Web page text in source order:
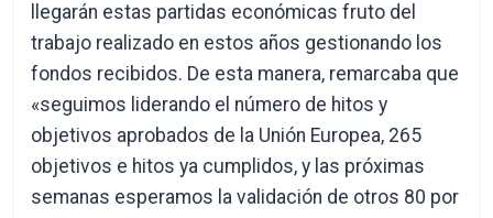
llegarán estas partidas económicas fruto del
trabajo realizado en estos años gestionando los
fondos recibidos. De esta manera, remarcaba que
«seguimos liderando el número de hitos y
objetivos aprobados de la Unión Europea, 265
objetivos e hitos ya cumplidos, y las próximas
semanas esperamos la validación de otros 80 por